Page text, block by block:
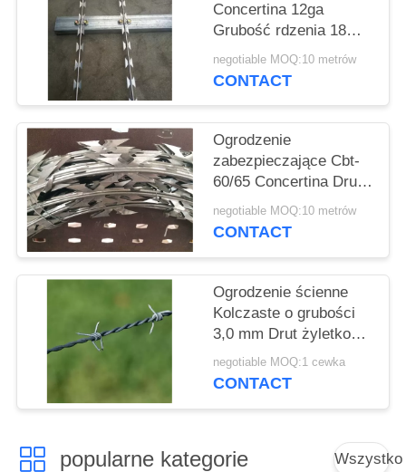
Concertina 12ga
Grubość rdzenia 18
mm Długość kolczasty
negotiable MOQ:10 metrów
CONTACT
Ogrodzenie
zabezpieczające Cbt-
60/65 Concertina Drut
kolczasty Pojedyncza
cewka Średnica 700
negotiable MOQ:10 metrów
CONTACT
Ogrodzenie ścienne
Kolczaste o grubości
3,0 mm Drut żyletkowy
Concertina
ocynkowany /
negotiable MOQ:1 cewka
CONTACT
popularne kategorie Wszystko